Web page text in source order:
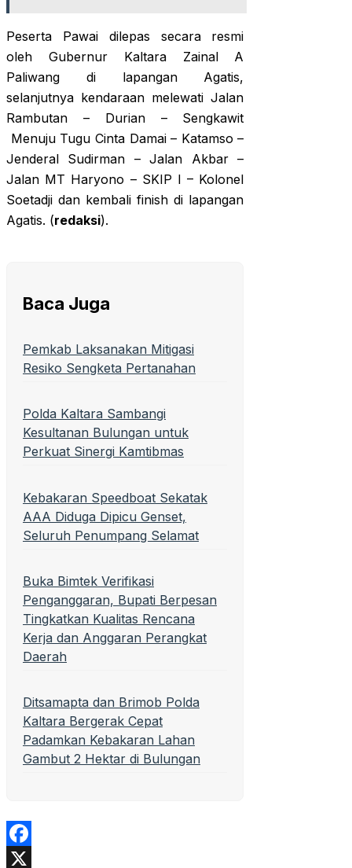
Peserta Pawai dilepas secara resmi
oleh Gubernur Kaltara Zainal A
Paliwang di lapangan Agatis,
selanjutnya kendaraan melewati Jalan
Rambutan – Durian – Sengkawit
Menuju Tugu Cinta Damai – Katamso –
Jenderal Sudirman – Jalan Akbar –
Jalan MT Haryono – SKIP I – Kolonel
Soetadji dan kembali finish di lapangan
Agatis. (redaksi).
Baca Juga
Pemkab Laksanakan Mitigasi
Resiko Sengketa Pertanahan
Polda Kaltara Sambangi
Kesultanan Bulungan untuk
Perkuat Sinergi Kamtibmas
Kebakaran Speedboat Sekatak
AAA Diduga Dipicu Genset,
Seluruh Penumpang Selamat
Buka Bimtek Verifikasi
Penganggaran, Bupati Berpesan
Tingkatkan Kualitas Rencana
Kerja dan Anggaran Perangkat
Daerah
Ditsamapta dan Brimob Polda
Kaltara Bergerak Cepat
Padamkan Kebakaran Lahan
Gambut 2 Hektar di Bulungan
Facebook